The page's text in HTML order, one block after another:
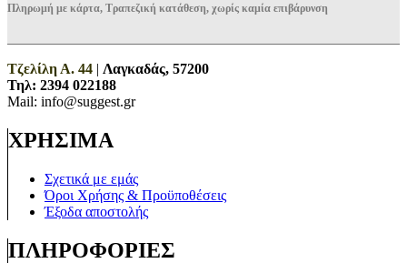
Πληρωμή με κάρτα, Τραπεζική κατάθεση, χωρίς καμία επιβάρυνση
Τζελίλη Α. 44 | Λαγκαδάς, 57200
Τηλ: 2394 022188
Mail: info@suggest.gr
ΧΡΗΣΙΜΑ
Σχετικά με εμάς
Όροι Χρήσης & Προϋποθέσεις
Έξοδα αποστολής
ΠΛΗΡΟΦΟΡΙΕΣ